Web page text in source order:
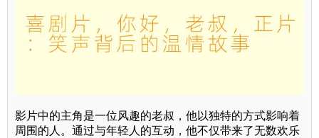
影片中的主角是一位风趣的老叔，他以独特的方式影响着
周围的人。通过与年轻人的互动，他不仅带来了无数欢乐